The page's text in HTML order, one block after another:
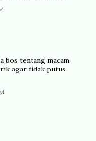
bos tentang macam
agar tidak putus.